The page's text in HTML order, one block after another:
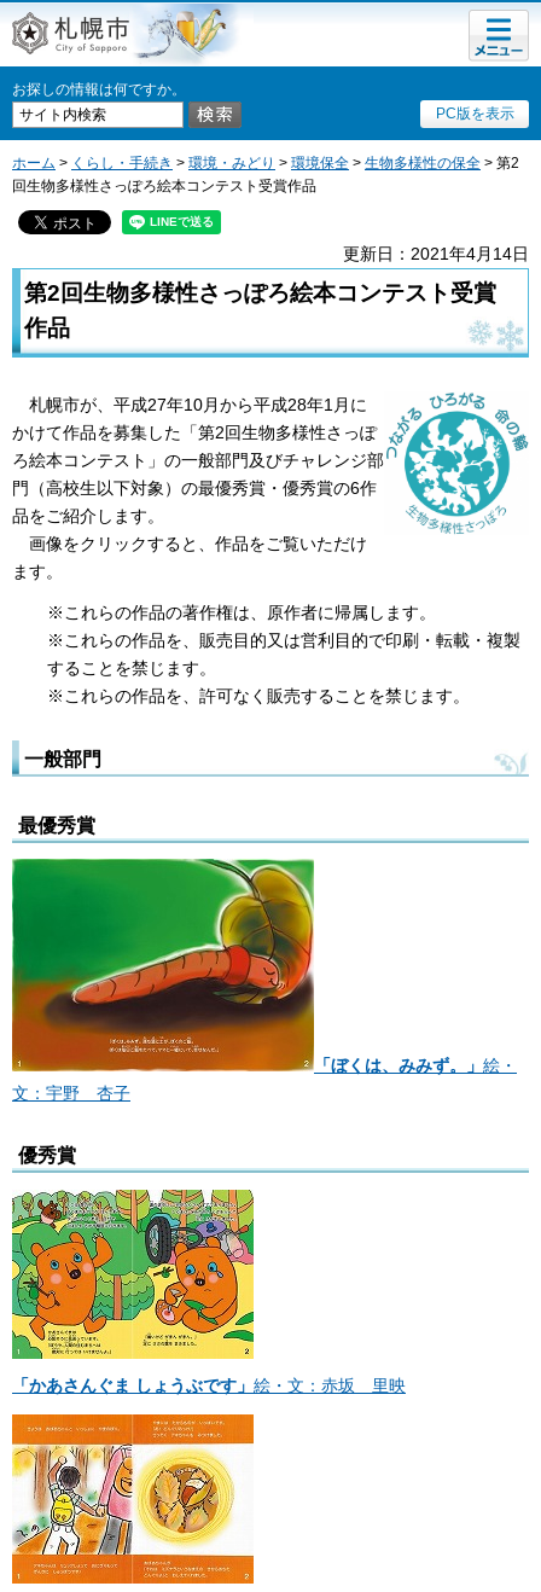
札幌市
お探しの情報は何ですか。
PC版を表示
メニュ
ー
ホーム > くらし・手続き > 環境・みどり > 環境保全 > 生物多様性の保全 > 第2
回生物多様性さっぽろ絵本コンテスト受賞作品
更新日：2021年4月14日
第2回生物多様性さっぽろ絵本コンテスト受賞
作品
札幌市が、平成27年10月から平成28年1月に
かけて作品を募集した「第2回生物多様性さっぽ
ろ絵本コンテスト」の一般部門及びチャレンジ部
門（高校生以下対象）の最優秀賞・優秀賞の6作
品をご紹介します。
画像をクリックすると、作品をご覧いただけ
ます。
※これらの作品の著作権は、原作者に帰属します。
※これらの作品を、販売目的又は営利目的で印刷・転載・複製
することを禁じます。
※これらの作品を、許可なく販売することを禁じます。
一般部門
最優秀賞
「ぼくは、みみず。」 絵・
文：宇野 杏子
優秀賞
「かあさんぐま しょうぶです」 絵・文：赤坂 里映